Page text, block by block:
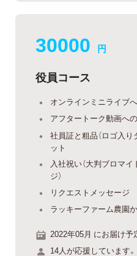
30000 円
役員コース
オンラインミニライブ
アフタートーク動画へ
社員証と粗品（ロゴ入り
ット
入社祝い（大判ブロマ
ジ）
リクエストメッセージ
ラッキーファーム農園
2022年05月 にお届け予
14人が応援しています。